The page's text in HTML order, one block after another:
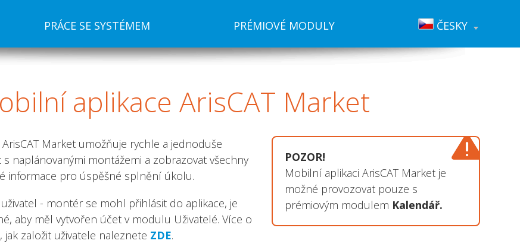
PRÁCE SE SYSTÉMEM PRÉMIOVÉ MODULY ČESKY
aplikace ArisCAT Market
POZOR!
Mobilní aplikaci ArisCAT Market je
možné provozovat pouze s
prémiovým modulem Kalendář.
Market umožňuje rychle a jednoduše
s naplánovanými montážemi a zobrazovat všechny
informace pro úspěšné splnění úkolu.
- montér se mohl přihlásit do aplikace, je
aby měl vytvořen účet v modulu Uživatelé. Více o
jak založit uživatele naleznete ZDE.